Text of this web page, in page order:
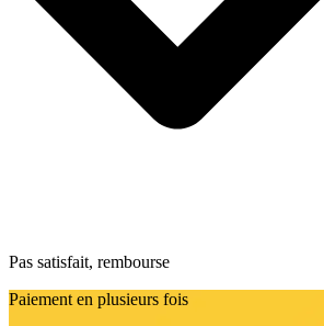
Pas satisfait, rembourse
Paiement en plusieurs fois